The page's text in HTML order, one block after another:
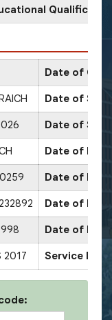
Date of
Date of Sr.
Date of
Date of
Date of
Date of
Date of
2017 Service